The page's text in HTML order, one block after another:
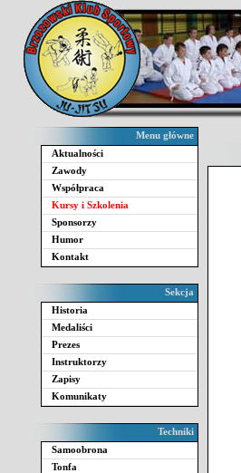
Menu główne
Aktualności
Zawody
Współpraca
Kursy i Szkolenia
Sponsorzy
Humor
Kontakt
Sekcja
Historia
Medaliści
Prezes
Instruktorzy
Zapisy
Komunikaty
Techniki
Samoobrona
Tonfa